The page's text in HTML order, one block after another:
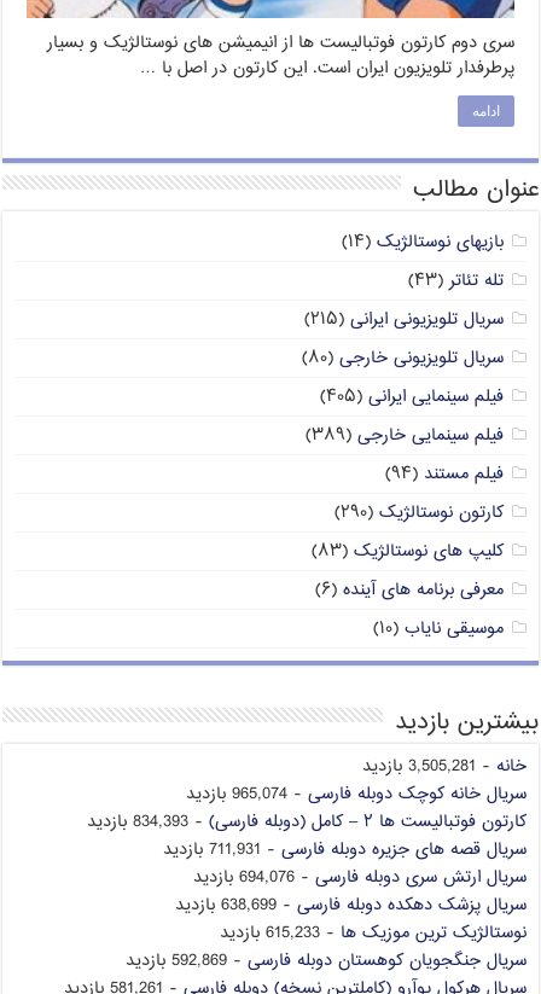
سری دوم کارتون فوتبالیست ها از انیمیشن های نوستالژیک و بسیار
پرطرفدار تلویزیون ایران است. این کارتون در اصل با …
ادامه
عنوان مطالب
بازیهای نوستالژیک (۱۴)
تله تئاتر(۴۳)
سریال تلویزیونی ایرانی (۲۱۵)
سریال تلویزیونی خارجی (۸۰)
فیلم سینمایی ایرانی (۴۰۵)
فیلم سینمایی خارجی (۳۸۹)
فیلم مستند (۹۴)
کارتون نوستالژیک (۲۹۰)
کلیپ های نوستالژیک (۸۳)
معرفی برنامه های آینده (۶)
موسیقی نایاب (۱۰)
بیشترین بازدید
خانه - 3,505,281 بازدید
سریال خانه کوچک دوبله فارسی - 965,074 بازدید
کارتون فوتبالیست ها ۲ – کامل (دوبله فارسی)
- 834,393 بازدید
سریال قصه های جزیره دوبله فارسی - 711,931 بازدید
سریال ارتش سری دوبله فارسی - 694,076 بازدید
سریال پزشک دهکده دوبله فارسی - 638,699 بازدید
نوستالژیک ترین موزیک ها - 615,233 بازدید
سریال جنگجویان کوهستان دوبله فارسی - 592,869 بازدید